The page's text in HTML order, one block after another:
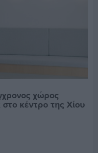
χώρος
κέντρο της Χίου